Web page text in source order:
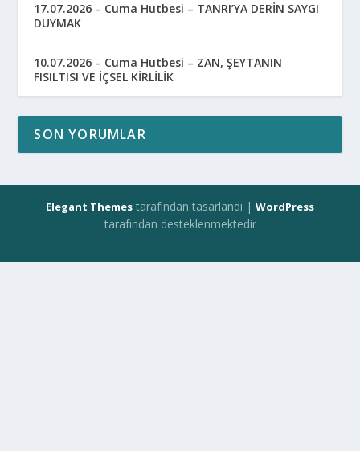
17.07.2026 – Cuma Hutbesi – TANRI’YA DERİN SAYGI
DUYMAK
10.07.2026 – Cuma Hutbesi – ZAN, ŞEYTANIN
FISILTISI VE İÇSEL KİRLİLİK
SON YORUMLAR
Elegant Themes tarafından tasarlandı | WordPress
tarafından desteklenmektedir